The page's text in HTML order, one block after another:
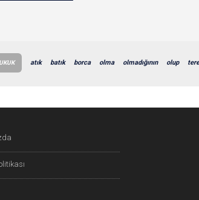
atık batık borca olma olmadığının olup